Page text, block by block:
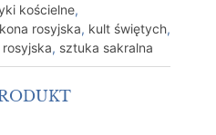
kościelne,
rosyjska, kult świętych,
, sztuka sakralna